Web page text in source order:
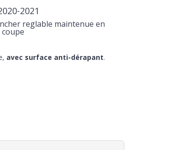
2021
reglable maintenue en
avec surface anti-dérapant.